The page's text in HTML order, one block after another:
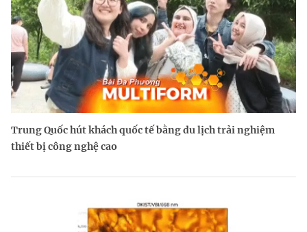
Trung Quốc hút khách quốc tế bằng du lịch trải nghiệm
thiết bị công nghệ cao